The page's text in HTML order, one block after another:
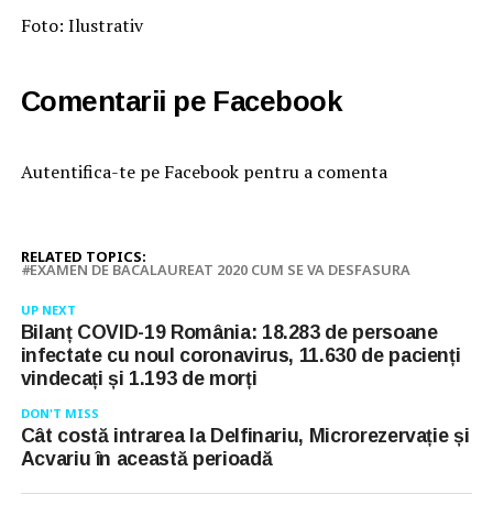
Foto: Ilustrativ
Comentarii pe Facebook
Autentifica-te pe Facebook pentru a comenta
RELATED TOPICS:
EXAMEN DE BACALAUREAT 2020 CUM SE VA DESFASURA
UP NEXT
Bilanț COVID-19 România: 18.283 de persoane
infectate cu noul coronavirus, 11.630 de pacienți
vindecați și 1.193 de morți
DON'T MISS
Cât costă intrarea la Delfinariu, Microrezervație și
Acvariu în această perioadă